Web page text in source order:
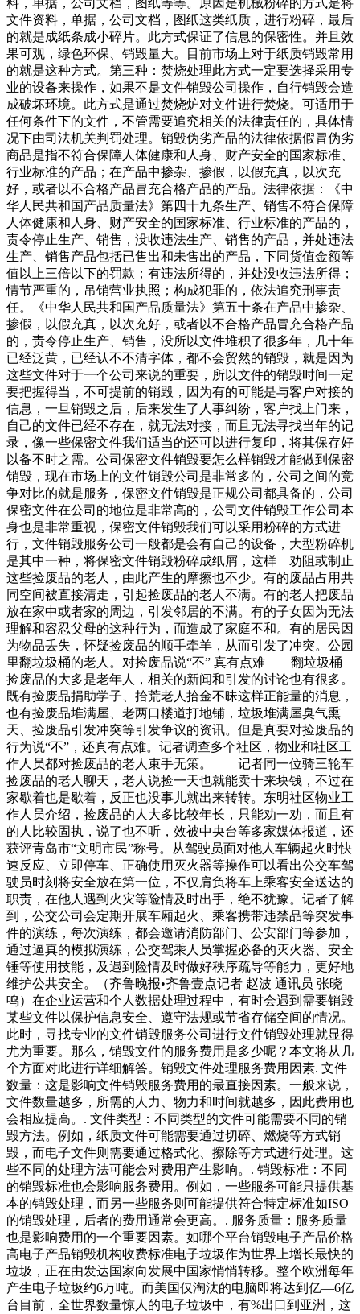
料，单据，公司文档，图纸等等。原因是机械粉碎的方式是将
文件资料，单据，公司文档，图纸这类纸质，进行粉碎，最后
的就是成纸条成小碎片。此方式保证了信息的保密性。并且效
果可观，绿色环保、销毁量大。目前市场上对于纸质销毁常用
的就是这种方式。第三种：焚烧处理此方式一定要选择采用专
业的设备来操作，如果不是文件销毁公司操作，自行销毁会造
成破坏环境。此方式是通过焚烧炉对文件进行焚烧。可适用于
任何条件下的文件，不管需要追究相关的法律责任的，具体情
况下由司法机关判罚处理。销毁伪劣产品的法律依据假冒伪劣
商品是指不符合保障人体健康和人身、财产安全的国家标准、
行业标准的产品；在产品中掺杂、掺假，以假充真，以次充
好，或者以不合格产品冒充合格产品的产品。法律依据：《中
华人民共和国产品质量法》第四十九条生产、销售不符合保障
人体健康和人身、财产安全的国家标准、行业标准的产品的，
责令停止生产、销售，没收违法生产、销售的产品，并处违法
生产、销售产品包括已售出和未售出的产品，下同货值金额等
值以上三倍以下的罚款；有违法所得的，并处没收违法所得；
情节严重的，吊销营业执照；构成犯罪的，依法追究刑事责
任。《中华人民共和国产品质量法》第五十条在产品中掺杂、
掺假，以假充真，以次充好，或者以不合格产品冒充合格产品
的，责令停止生产、销售，没所以文件堆积了很多年，几十年
已经泛黄，已经认不不清字体，都不会贸然的销毁，就是因为
这些文件对于一个公司来说的重要，所以文件的销毁时间一定
要把握得当，不可提前的销毁，因为有的可能是与客户对接的
信息，一旦销毁之后，后来发生了人事纠纷，客户找上门来，
自己的文件已经不存在，就无法对接，而且无法寻找当年的记
录，像一些保密文件我们适当的还可以进行复印，将其保存好
以备不时之需。公司保密文件销毁要怎么样销毁才能做到保密
销毁，现在市场上的文件销毁公司是非常多的，公司之间的竞
争对比的就是服务，保密文件销毁是正规公司都具备的，公司
保密文件在公司的地位是非常高的，公司文件销毁工作公司本
身也是非常重视，保密文件销毁我们可以采用粉碎的方式进
行，文件销毁服务公司一般都是会有自己的设备，大型粉碎机
是其中一种，将保密文件销毁粉碎成纸屑，这样 劝阻或制止
这些捡废品的老人，由此产生的摩擦也不少。有的废品占用共
同空间被直接清走，引起捡废品的老人不满。有的老人把废品
放在家中或者家的周边，引发邻居的不满。有的子女因为无法
理解和容忍父母的这种行为，而造成了家庭不和。有的居民因
为物品丢失，怀疑捡废品的顺手牵羊，从而引发了冲突。公园
里翻垃圾桶的老人。对捡废品说“不” 真有点难 翻垃圾桶
捡废品的大多是老年人，相关的新闻和引发的讨论也有很多。
既有捡废品捐助学子、拾荒老人拾金不昧这样正能量的消息，
也有捡废品堆满屋、老两口楼道打地铺，垃圾堆满屋臭气熏
天、捡废品引发冲突等引发争议的资讯。但是真要对捡废品的
行为说“不”，还真有点难。记者调查多个社区，物业和社区工
作人员都对捡废品的老人束手无策。 记者同一位骑三轮车
捡废品的老人聊天，老人说捡一天也就能卖十来块钱，不过在
家歇着也是歇着，反正也没事儿就出来转转。东明社区物业工
作人员介绍，捡废品的人大多比较年长，只能劝一劝，而且有
的人比较固执，说了也不听，效被中央台等多家媒体报道，还
获评青岛市“文明市民”称号。从驾驶员面对他人车辆起火时快
速反应、立即停车、正确使用灭火器等操作可以看出公交车驾
驶员时刻将安全放在第一位，不仅肩负将车上乘客安全送达的
职责，在他人遇到火灾等险情及时出手，绝不犹豫。记者了解
到，公交公司会定期开展车厢起火、乘客携带违禁品等突发事
件的演练，每次演练，都会邀请消防部门、公安部门等参加，
通过逼真的模拟演练，公交驾乘人员掌握必备的灭火器、安全
锤等使用技能，及遇到险情及时做好秩序疏导等能力，更好地
维护公共安全。（齐鲁晚报•齐鲁壹点记者 赵波 通讯员 张晓
鸣）在企业运营和个人数据处理过程中，有时会遇到需要销毁
某些文件以保护信息安全、遵守法规或节省存储空间的情况。
此时，寻找专业的文件销毁服务公司进行文件销毁处理就显得
尤为重要。那么，销毁文件的服务费用是多少呢？本文将从几
个方面对此进行详细解答。销毁文件处理服务费用因素. 文件
数量：这是影响文件销毁服务费用的最直接因素。一般来说，
文件数量越多，所需的人力、物力和时间就越多，因此费用也
会相应提高。. 文件类型：不同类型的文件可能需要不同的销
毁方法。例如，纸质文件可能需要通过切碎、燃烧等方式销
毁，而电子文件则需要通过格式化、擦除等方式进行处理。这
些不同的处理方法可能会对费用产生影响。. 销毁标准：不同
的销毁标准也会影响服务费用。例如，一些服务可能只提供基
本的销毁处理，而另一些服务则可能提供符合特定标准如ISO
的销毁处理，后者的费用通常会更高。. 服务质量：服务质量
也是影响费用的一个重要因素。如哪个平台销毁电子产品价格
高电子产品销毁机构收费标准电子垃圾作为世界上增长最快的
垃圾，正在由发达国家向发展中国家悄悄转移。整个欧洲每年
产生电子垃圾约6万吨。而美国仅淘汰的电脑即将达到亿—6亿
台目前，全世界数量惊人的电子垃圾中，有%出口到亚洲，这